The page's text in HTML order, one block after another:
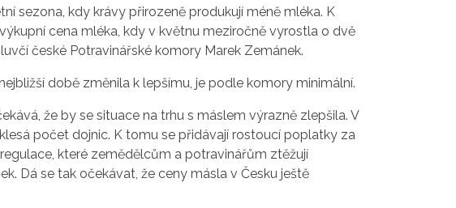
sezona, kdy krávy přirozeně produkují méně mléka. K
cena mléka, kdy v květnu meziročně vyrostla o dvě
české Potravinářské komory Marek Zemánek.
době změnila k lepšímu, je podle komory minimální.
že by se situace na trhu s máslem výrazně zlepšila. V
počet dojnic. K tomu se přidávají rostoucí poplatky za
které zemědělcům a potravinářům ztěžují
Dá se tak očekávat, že ceny másla v Česku ještě